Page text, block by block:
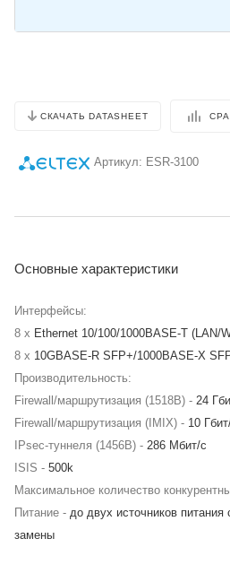
СКАЧАТЬ DATASHEET
Артикул: ESR-3100
Основные характеристики
Интерфейсы:
8 x Ethernet 10/100/1000BASE-T (LAN/
8 x 10GBASE-R SFP+/1000BASE-X
Производительность:
Firewall/маршрутизация (1518B) - 24
Firewall/маршрутизация (IMIX) - 10
IPsec-туннеля (1456В) - 286 Мбит/c
ISIS - 500k
Максимальное количество
Питание - до двух источников
замены